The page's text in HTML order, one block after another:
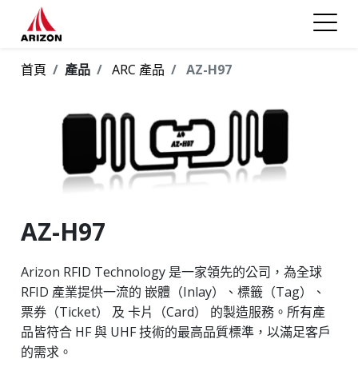
首頁 產品 ARC 產品 AZ-H97
AZ-H97
Arizon RFID Technology 是一家領先的公司，為全球
RFID 產業提供一流的 嵌體（Inlay）、標籤（Tag）、
票券（Ticket） 及 卡片（Card） 的製造服務。所有產
品皆符合 HF 與 UHF 技術的最高品質標準，以滿足客戶
的需求。